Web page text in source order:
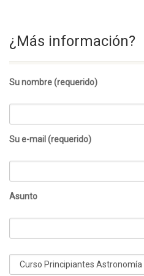
¿Más información?
Su nombre (requerido)
Su e-mail (requerido)
Asunto